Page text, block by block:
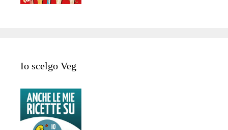
Io scelgo Veg